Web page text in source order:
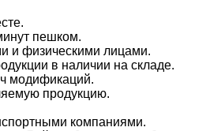
пешком.
и физическими лицами.
в наличии на складе.
модификаций.
продукцию.
компаниями.